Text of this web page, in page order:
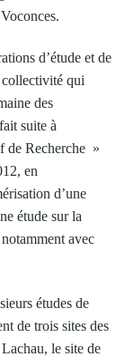
d’étude et de
collectivité qui
des
suite à
de Recherche »
en
d’une
étude sur la
avec
études de
de trois sites des
le site de